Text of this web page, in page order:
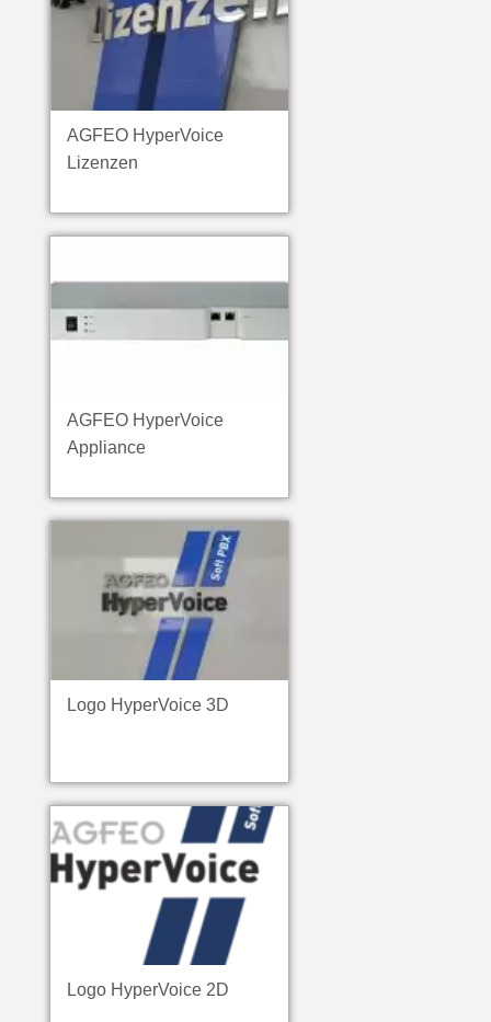
AGFEO HyperVoice
Lizenzen
AGFEO HyperVoice
Appliance
Logo HyperVoice 3D
Logo HyperVoice 2D